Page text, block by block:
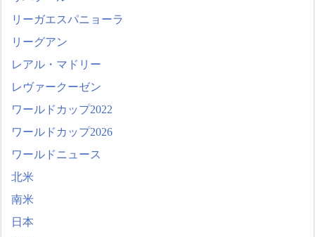
リーガエスパニョーラ
リーグアン
レアル・マドリー
レヴァークーゼン
ワールドカップ2022
ワールドカップ2026
ワールドニュース
北米
南米
日本